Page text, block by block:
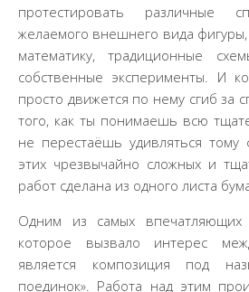
протестировать различные
желаемого внешнего вида фигуры,
математику, традиционные
собственные эксперименты. И
просто движется по нему сгиб за
того, как ты понимаешь всю
не перестаёшь удивляться тому
этих чрезвычайно сложных и
работ сделана из одного листа
Одним из самых впечатляющих
которое вызвало интерес
является композиция под
поединок». Работа над этим